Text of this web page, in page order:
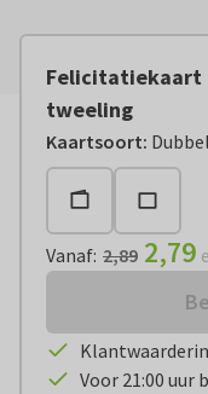
Felicitatiekaart
tweeling
Kaartsoort:
Vanaf:€ 2,79 excl.
Vanaf: 2,89 2,79
Voor 21:00 uur